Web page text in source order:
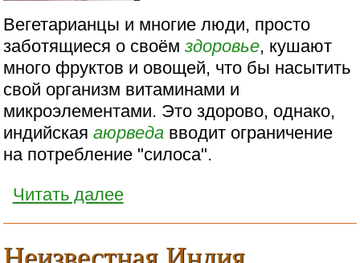
Вегетарианцы и многие люди, просто
заботящиеся о своёмздоровье, кушают
много фруктов и овощей, что бы насытить
свой организм витаминами и
микроэлементами. Это здорово, однако,
индийскаяаюрведа вводит ограничение
на потребление "силоса".
Читать далее